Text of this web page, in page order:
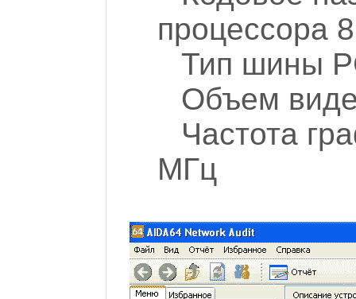
процессора
Тип шины
Объем
Частота
МГц